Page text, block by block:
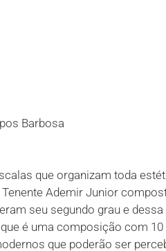
Barbosa
que organizam toda
Ademir Junior
seu segundo grau e
é uma composição com
que poderão ser